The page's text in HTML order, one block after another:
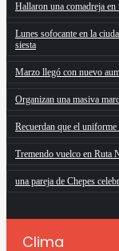
Hallaron una comadreja en
Lunes sofocante en la
siesta
Marzo llegó con nuevo
Organizan una masiva
Recuerdan que el
Tremendo vuelco en Ruta
una pareja de Chepes
Clima